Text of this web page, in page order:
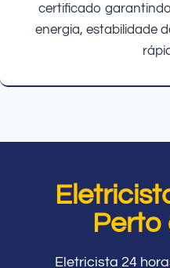
certificado
energia, estabilidade
Perto
Eletricista 24